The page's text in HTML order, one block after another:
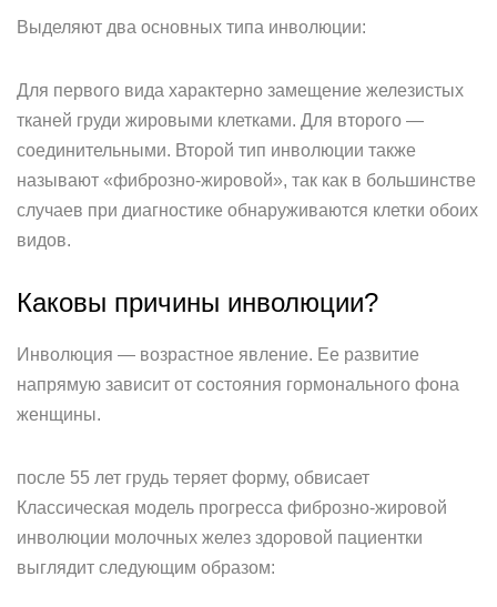
Выделяют два основных типа инволюции:
Для первого вида характерно замещение железистых
тканей груди жировыми клетками. Для второго —
соединительными. Второй тип инволюции также
называют «фиброзно-жировой», так как в большинстве
случаев при диагностике обнаруживаются клетки обоих
видов.
Каковы причины инволюции?
Инволюция — возрастное явление. Ее развитие
напрямую зависит от состояния гормонального фона
женщины.
после 55 лет грудь теряет форму, обвисает
Классическая модель прогресса фиброзно-жировой
инволюции молочных желез здоровой пациентки
выглядит следующим образом: